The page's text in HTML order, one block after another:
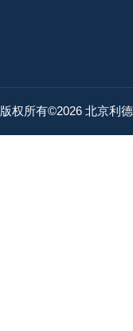
版权所有©2026 北京利